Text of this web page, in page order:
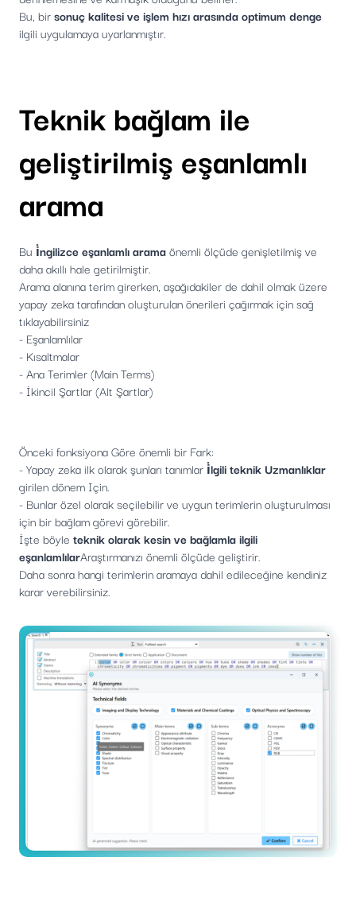
Bu, birsonuç kalitesi ve işlem hızı arasında optimum denge
ilgili uygulamaya uyarlanmıştır.
Teknik bağlam ile
geliştirilmiş eşanlamlı
arama
Bu i̇ngilizce eşanlamlı aramaönemli ölçüde genişletilmiş ve
daha akıllı hale getirilmiştir.
Arama alanına terim girerken, aşağıdakiler de dahil olmak üzere
yapay zeka tarafından oluşturulan önerileri çağırmak için sağ
tıklayabilirsiniz
- Eşanlamlılar
- Kısaltmalar
- Ana Terimler (Main Terms)
- İkincil Şartlar (Alt Şartlar)
Önceki fonksiyona Göre önemli bir Fark:
- Yapay zeka ilk olarak şunları tanımlari̇lgili teknik Uzmanlıklar
girilen dönem Için.
- Bunlar özel olarak seçilebilir ve uygun terimlerin oluşturulması
için bir bağlam görevi görebilir.
İşte böyle teknik olarak kesin ve bağlamla ilgili
eşanlamlılarAraştırmanızı önemli ölçüde geliştirir.
Daha sonra hangi terimlerin aramaya dahil edileceğine kendiniz
karar verebilirsiniz.